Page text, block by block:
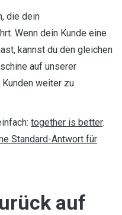
die dein
Wenn dein Kunde eine
kannst du den gleichen
auf unserer
weiter zu
together is better.
Standard-Antwort für
auf